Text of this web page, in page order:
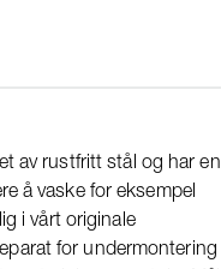
av rustfritt stål og har en
å vaske for eksempel
i vårt originale
for undermontering